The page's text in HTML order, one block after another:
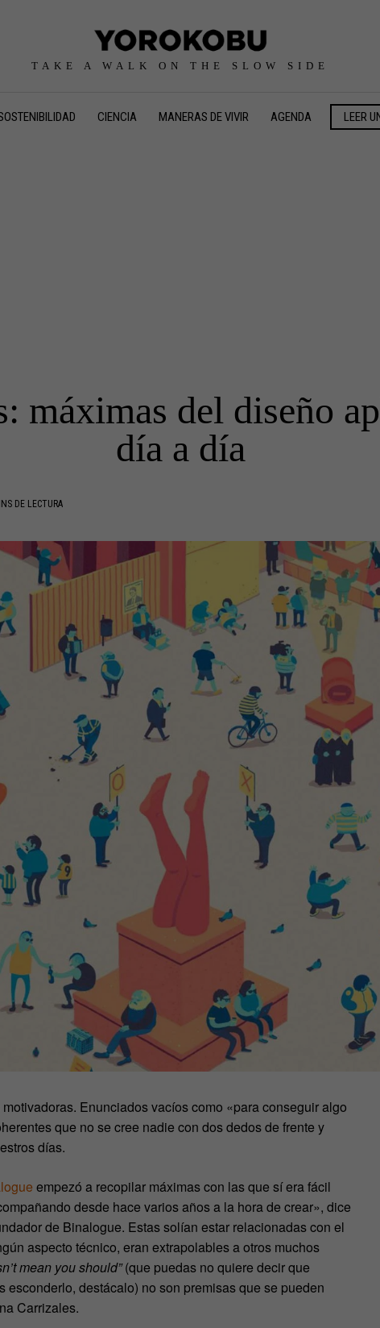
TAKE A WALK ON THE SLOW SIDE
CIENCIA MANERAS DE VIVIR AGENDA LEER
máximas del diseño
día a día
DE LECTURA
Enunciados vacíos como «para conseguir algo
que no se cree nadie con dos dedos de frente y
días.
empezó a recopilar máximas con las que sí era fácil
desde hace varios años a la hora de crear», dice
de Binalogue. Estas solían estar relacionadas con el
aspecto técnico, eran extrapolables a otros muchos
mean you should”(que puedas no quiere decir que
esconderlo, destácalo) no son premisas que se pueden
Carrizales.